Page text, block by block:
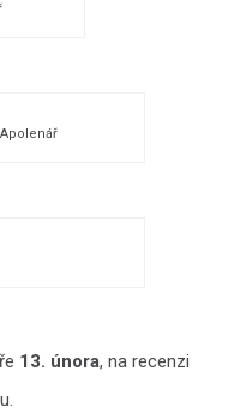
13. února, na recenzi